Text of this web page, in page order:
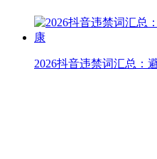
2026抖音违禁词汇总：